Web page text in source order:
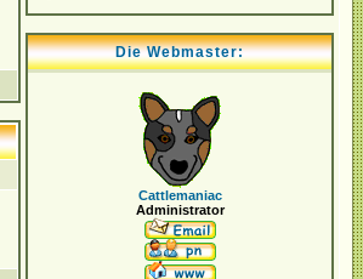
Die Webmaster:
Cattlemaniac
Administrator